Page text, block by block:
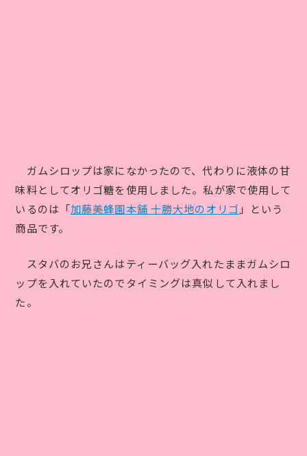
ガムシロップは家になかったので、代わりに液体の甘
味料としてオリゴ糖を使用しました。私が家で使用して
いるのは「加藤美蜂園本舗 十勝大地のオリゴ 」という
商品です。
スタバのお兄さんはティーバッグ入れたままガムシロ
ップを入れていたのでタイミングは真似して入れまし
た。